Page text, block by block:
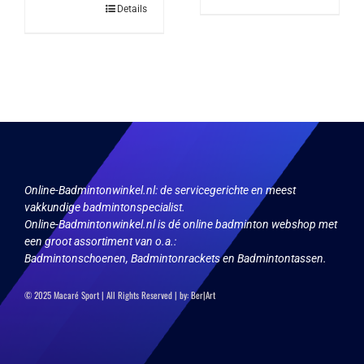
Dit
worden
productpagina
Details
op
productpagina
Online-Badmintonwinkel.nl:de servicegerichte en meest
vakkundige badmintonspecialist.
Online-Badmintonwinkel.nl is dé online badminton webshop met
een groot assortiment van o.a.:
Badmintonschoenen, Badmintonrackets en Badmintontassen.
© 2025 Macaré Sport | All Rights Reserved | by:Ber|Art